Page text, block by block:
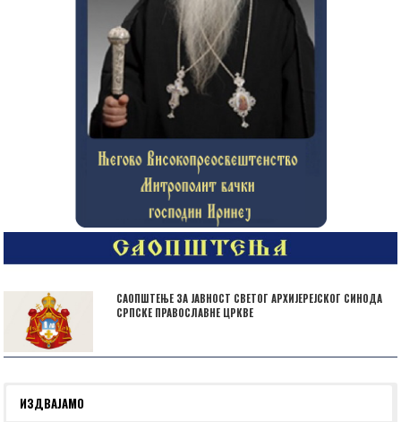
САОПШТЕЊЕ ЗА ЈАВНОСТ СВЕТОГ АРХИЈЕРЕЈСКОГ СИНОДА
СРПСКЕ ПРАВОСЛАВНЕ ЦРКВЕ
ИЗДВАЈАМО